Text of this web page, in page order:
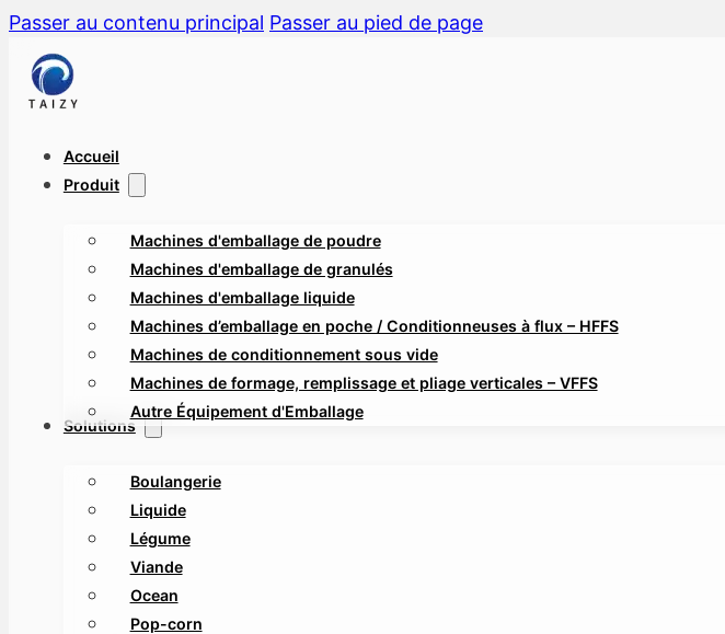
Passer au contenu principal Passer au pied de page
Accueil
Produit
Machines d'emballage de poudre
Machines d'emballage de granulés
Machines d'emballage liquide
Machines d’emballage en poche / Conditionneuses à flux – HFFS
Machines de conditionnement sous vide
Machines de formage, remplissage et pliage verticales – VFFS
Autre Équipement d'Emballage
Solutions
Boulangerie
Liquide
Légume
Viande
Ocean
Pop-corn